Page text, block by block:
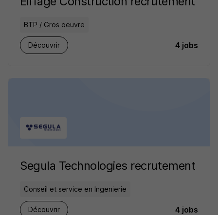
BTP / Gros oeuvre
Découvrir 4 jobs
Segula Technologies recrutement
Conseil et service en Ingenierie
Découvrir 4 jobs